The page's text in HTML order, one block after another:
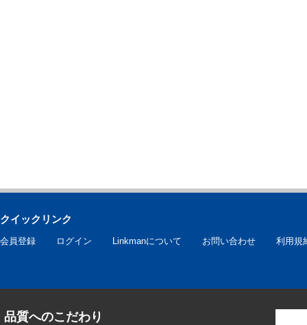
クイックリンク
会員登録 ログイン Linkmanについて お問い合わせ 利用規
品質へのこだわり